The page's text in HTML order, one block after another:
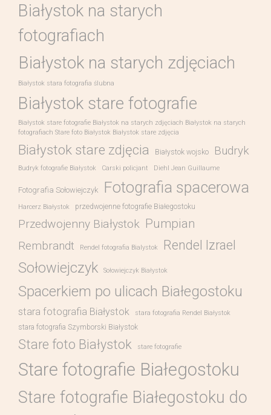
Białystok na starych
fotografiach
Białystok na starych zdjęciach
Białystok stara fotografia ślubna
Białystok stare fotografie
Białystok stare fotografie Białystok na starych zdjęciach Białystok na starych
fotografiach Stare foto Białystok Białystok stare zdjęcia
Białystok stare zdjęcia Białystok wojsko Budryk
Budryk fotografie Białystok Carski policjant Diehl Jean Guillaume
Fotografia Sołowiejczyk Fotografia spacerowa
Harcerz Białystok przedwojenne fotografie Białegostoku
Przedwojenny Białystok Pumpian
Rembrandt Rendel fotografia Bialystok Rendel Izrael
Sołowiejczyk Sołowiejczyk Białystok
Spacerkiem po ulicach Białegostoku
stara fotografia Białystok stara fotografia Rendel Białystok
stara fotografia Szymborski Białystok
Stare foto Białystok stare fotografie
Stare fotografie Białegostoku
Stare fotografie Białegostoku do